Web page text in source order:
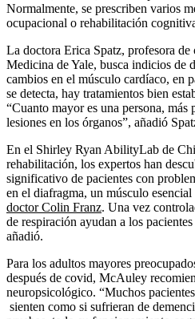
Normalmente, se prescriben varios
ocupacional o rehabilitación
La doctora Erica Spatz, profesora
Medicina de Yale, busca indicios de
cambios en el músculo cardíaco, en
se detecta, hay tratamientos bien
“Cuanto mayor es una persona, más
lesiones en los órganos”, añadió
En el Shirley Ryan AbilityLab de
rehabilitación, los expertos han
significativo de pacientes con
en el diafragma, un músculo
doctor Colin Franz. Una vez
de respiración ayudan a los
añadió.
Para los adultos mayores
después de covid, McAuley
neuropsicológico. “Muchos
sienten como si sufrieran de